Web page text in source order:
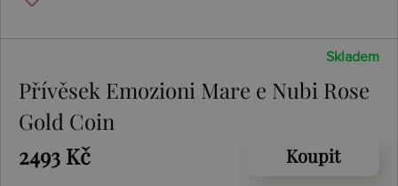
Skladem
Přívěsek Emozioni Mare e Nubi Rose
Gold Coin
2493 Kč
Koupit